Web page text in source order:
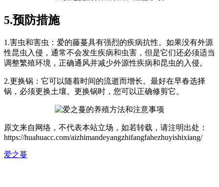
5.预防措施
1.害虫和害虫：爱的藤蔓具有强烈的疾病抗性。如果没有外源
性昆虫入侵，通常不会发生疾病和虫害，但是它们还必须适当
调整繁殖环境，正确通风并减少外源性疾病和昆虫的入侵。
2.更换锅：它可以随着时间的流逝而增长。最好在早春选择
锅，必须更换土壤。更换锅时，您可以正确修剪它。
原文来自网络，不代表本站立场，如若转载，请注明出处：
https://huahuacc.com/aizhimandeyangzhifangfahezhuyishixiang/
爱之蔓